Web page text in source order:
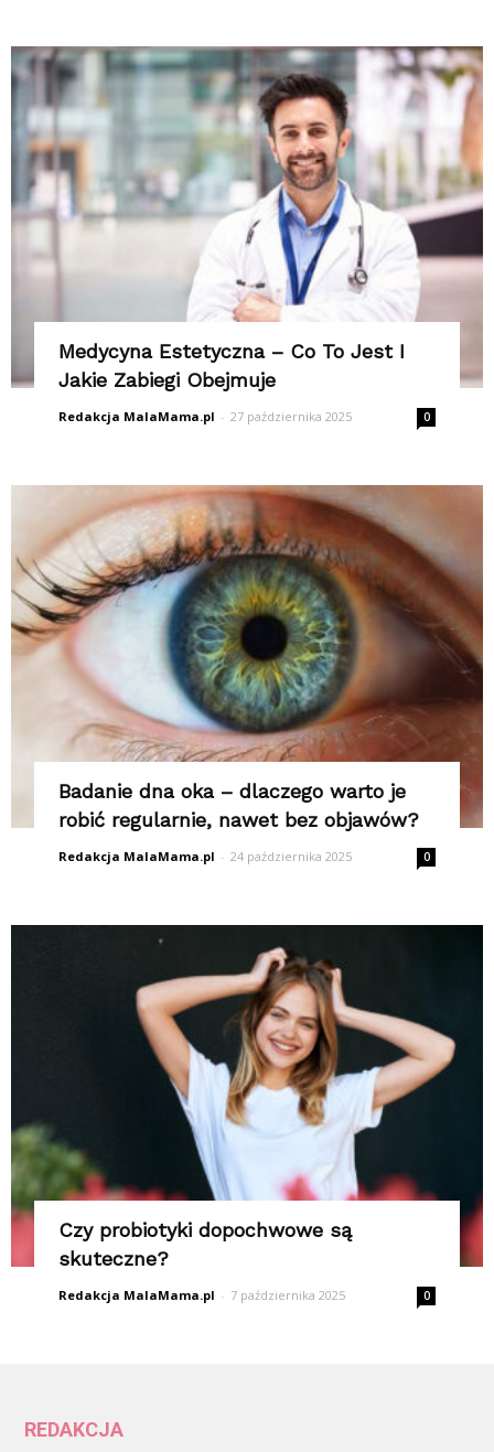
Medycyna Estetyczna – Co To Jest I
Jakie Zabiegi Obejmuje
Redakcja MalaMama.pl - 27 października 2025 0
Badanie dna oka – dlaczego warto je
robić regularnie, nawet bez objawów?
Redakcja MalaMama.pl - 24 października 2025 0
Czy probiotyki dopochwowe są
skuteczne?
Redakcja MalaMama.pl - 7 października 2025 0
REDAKCJA